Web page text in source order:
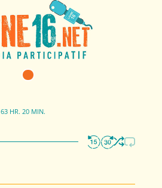
63 HR. 20 MIN.